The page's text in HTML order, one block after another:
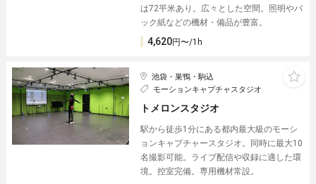
は72平米あり。広々とした空間。照明やバ
ック紙などの機材・備品が豊富。
4,620円〜/1h
池袋・巣鴨・駒込
モーションキャプチャスタジオ
トメロンスタジオ
駅から徒歩1分にある都内最大級のモーシ
ョンキャプチャースタジオ。同時に最大10
名撮影可能。ライブ配信や収録に適した環
境。控室完備。専用機材常設。